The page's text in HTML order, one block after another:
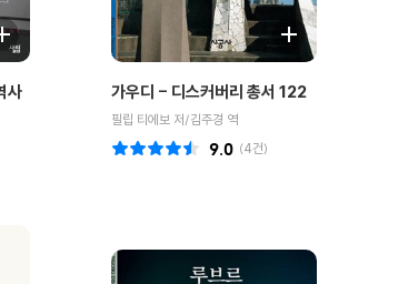
사
가우디 - 디스커버리 총서 122
필립 티에보 저/김주경 역
(4건)
9.0